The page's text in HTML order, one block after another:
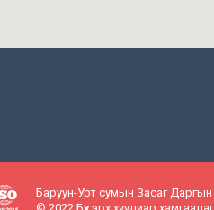
Баруун-Урт сумын Засаг Даргын